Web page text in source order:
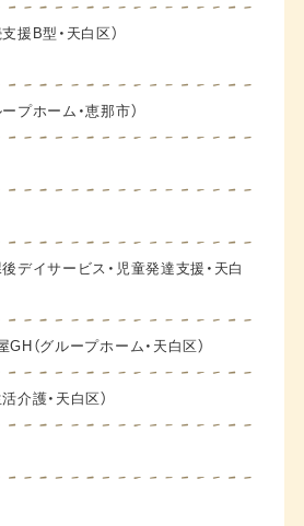
援B型・天白区）
プホーム・恵那市）
デイサービス・児童発達支援・天白
（グループホーム・天白区）
介護・天白区）